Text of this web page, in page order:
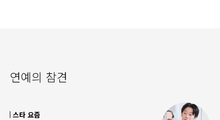
연예의 참견
스타 요즘